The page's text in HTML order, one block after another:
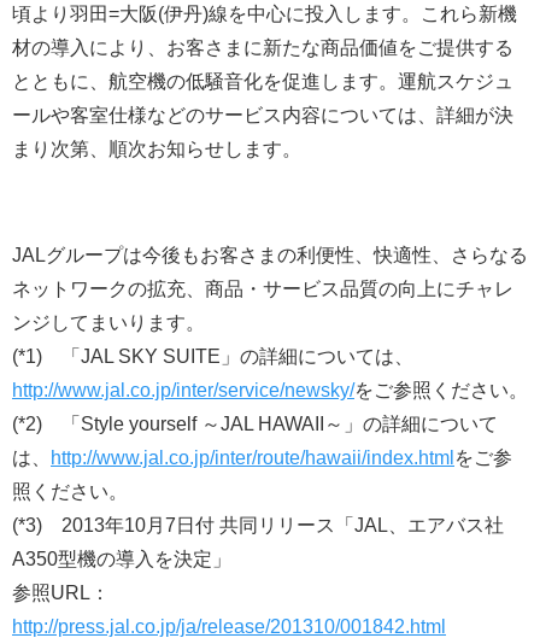
頃より羽田=大阪(伊丹)線を中心に投入します。これら新機
材の導入により、お客さまに新たな商品価値をご提供する
とともに、航空機の低騒音化を促進します。運航スケジュ
ールや客室仕様などのサービス内容については、詳細が決
まり次第、順次お知らせします。
JALグループは今後もお客さまの利便性、快適性、さらなる
ネットワークの拡充、商品・サービス品質の向上にチャレ
ンジしてまいります。
(*1) 「JAL SKY SUITE」の詳細については、
http://www.jal.co.jp/inter/service/newsky/をご参照ください。
(*2) 「Style yourself ～JAL HAWAII～」の詳細について
は、
http://www.jal.co.jp/inter/route/hawaii/index.html をご参
照ください。
(*3) 2013年10月7日付 共同リリース「JAL、エアバス社
A350型機の導入を決定」
参照URL：
http://press.jal.co.jp/ja/release/201310/001842.html